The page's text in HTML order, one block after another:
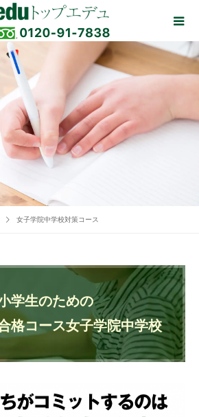
女子学院中学校対策コース
学生のための
格コース女子学院中学校